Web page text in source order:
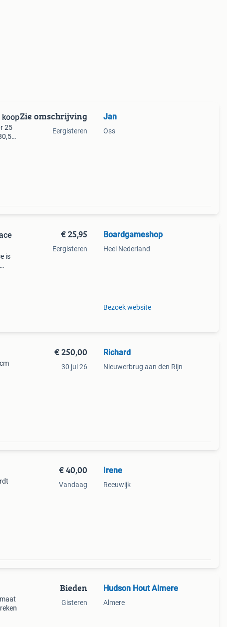
25
Zie omschrijving
Eergisteren
Jan
Oss
is
€ 25,95
Eergisteren
Boardgameshop
Heel Nederland
Bezoek website
€ 250,00
30 jul 26
Richard
Nieuwerbrug aan den Rijn
€ 40,00
Vandaag
Irene
Reeuwijk
Bieden
Gisteren
Hudson Hout Almere
Almere